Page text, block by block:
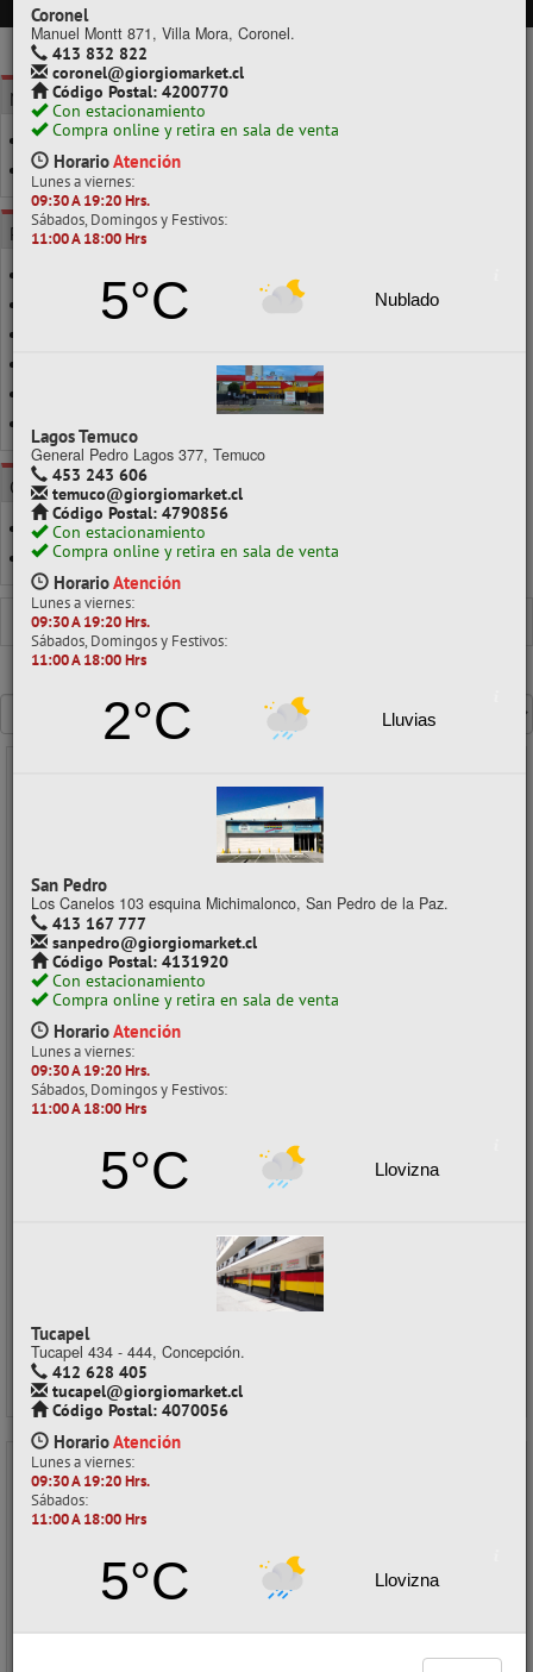
Coronel
Manuel Montt 871, Villa Mora, Coronel.
413 832 822
coronel@giorgiomarket.cl
Código Postal: 4200770
Con estacionamiento
Compra online y retira en sala de venta
HorarioAtención
Lunes a viernes:
09:30 A 19:20 Hrs.
Sábados, Domingos y Festivos:
11:00 A 18:00 Hrs
5°C Nublado
Lagos Temuco
General Pedro Lagos 377, Temuco
453 243 606
temuco@giorgiomarket.cl
Código Postal: 4790856
Con estacionamiento
Compra online y retira en sala de venta
HorarioAtención
Lunes a viernes:
09:30 A 19:20 Hrs.
Sábados, Domingos y Festivos:
11:00 A 18:00 Hrs
2°C Lluvias
San Pedro
Los Canelos 103 esquina Michimalonco, San Pedro de la Paz.
413 167 777
sanpedro@giorgiomarket.cl
Código Postal: 4131920
Con estacionamiento
Compra online y retira en sala de venta
HorarioAtención
Lunes a viernes:
09:30 A 19:20 Hrs.
Sábados, Domingos y Festivos:
11:00 A 18:00 Hrs
5°C Llovizna
Tucapel
Tucapel 434 - 444, Concepción.
412 628 405
tucapel@giorgiomarket.cl
Código Postal: 4070056
HorarioAtención
Lunes a viernes:
09:30 A 19:20 Hrs.
Sábados:
11:00 A 18:00 Hrs
5°C Llovizna
MARCA
ARTEL
ARTE TOP
POR CLASE
18MMX10MT
CATEGORÍAS
CINTA AISLADORA
CINTA DE REGALO
CINTAS
CINTA AISLADORA ELECTRICA 18MMX05MT NEGRO SELLOCINTA
CÓDIGO: 02016244
Despacho a domicilio (Stock: 399)
con IVA
Precios al por mayor
Precio normal: $ 333
Ahorro: $ 83